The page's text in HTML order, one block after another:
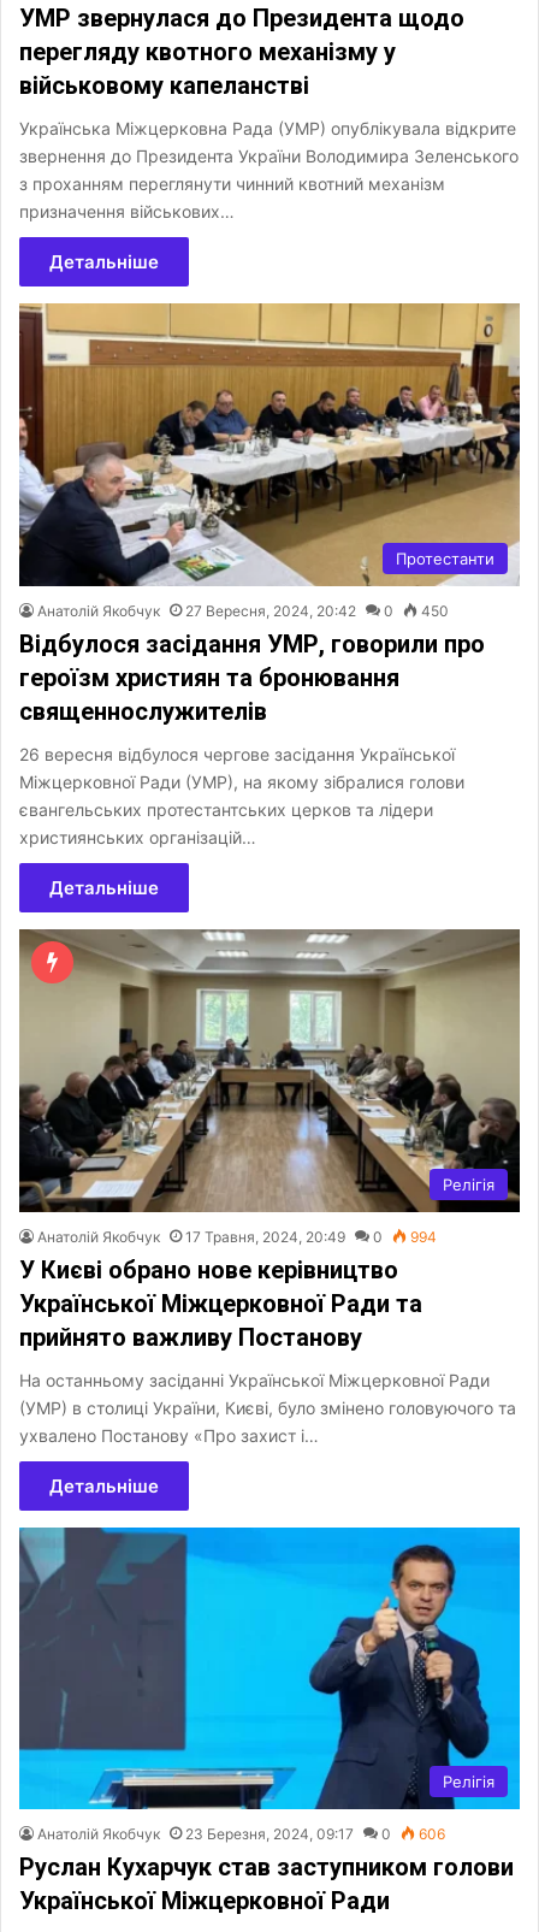
УМР звернулася до Президента щодо
перегляду квотного механізму у
військовому капеланстві
Українська Міжцерковна Рада (УМР) опублікувала відкрите
звернення до Президента України Володимира Зеленського
з проханням переглянути чинний квотний механізм
призначення військових…
Детальніше
Протестанти
Анатолій Якобчук 27 Вересня, 2024, 20:42 0 450
Відбулося засідання УМР, говорили про
героїзм християн та бронювання
священнослужителів
26 вересня відбулося чергове засідання Української
Міжцерковної Ради (УМР), на якому зібралися голови
євангельських протестантських церков та лідери
християнських організацій…
Детальніше
Релігія
Анатолій Якобчук 17 Травня, 2024, 20:49 0 994
У Києві обрано нове керівництво
Української Міжцерковної Ради та
прийнято важливу Постанову
На останньому засіданні Української Міжцерковної Ради
(УМР) в столиці України, Києві, було змінено головуючого та
ухвалено Постанову «Про захист і…
Детальніше
Релігія
Анатолій Якобчук 23 Березня, 2024, 09:17 0 606
Руслан Кухарчук став заступником голови
Української Міжцерковної Ради